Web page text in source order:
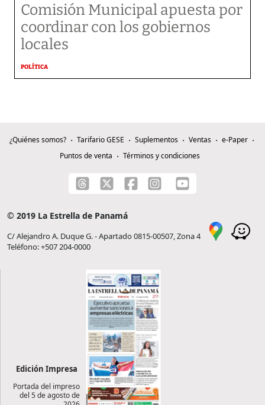
Comisión Municipal apuesta por
coordinar con los gobiernos
locales
POLÍTICA
¿Quiénes somos? Tarifario GESE Suplementos Ventas
e-Paper
Puntos de venta
Términos y condiciones
© 2019 La Estrella de Panamá
C/ Alejandro A. Duque G. - Apartado 0815-00507, Zona 4
Teléfono: +507 204-0000
Edición Impresa
Portada del impreso
del 5 de agosto de